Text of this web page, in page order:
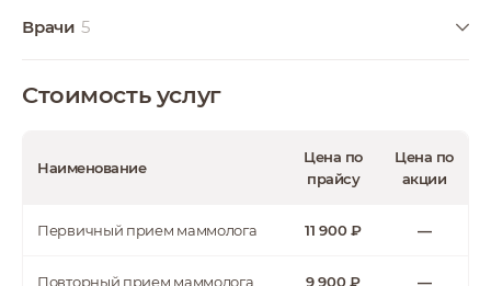
Врачи 5
Решетцова Галина
Маммолог, онколог,
Стоимость услуг
Наименование
Цена по
прайсу
Цена по
акции
Первичный прием маммолога 11 900 ₽ —
Повторный прием маммолога 9 900 ₽ —